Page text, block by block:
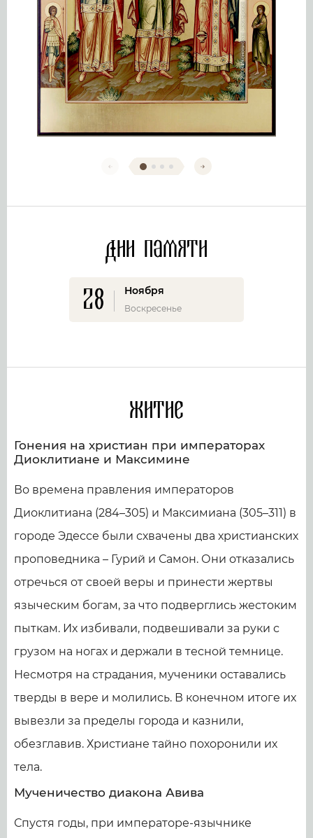
Дни памяти
28 Ноября
Воскресенье
Житие
Гонения на христиан при императорах
Диоклитиане и Максимине
Во времена правления императоров
Диоклитиана (284–305) и Максимиана (305–311) в
городе Эдессе были схвачены два христианских
проповедника – Гурий и Самон. Они отказались
отречься от своей веры и принести жертвы
языческим богам, за что подверглись жестоким
пыткам. Их избивали, подвешивали за руки с
грузом на ногах и держали в тесной темнице.
Несмотря на страдания, мученики оставались
тверды в вере и молились. В конечном итоге их
вывезли за пределы города и казнили,
обезглавив. Христиане тайно похоронили их
тела.
Мученичество диакона Авива
Спустя годы, при императоре-язычнике